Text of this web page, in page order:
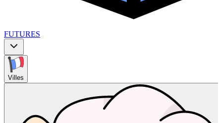
FUTURES
Villes